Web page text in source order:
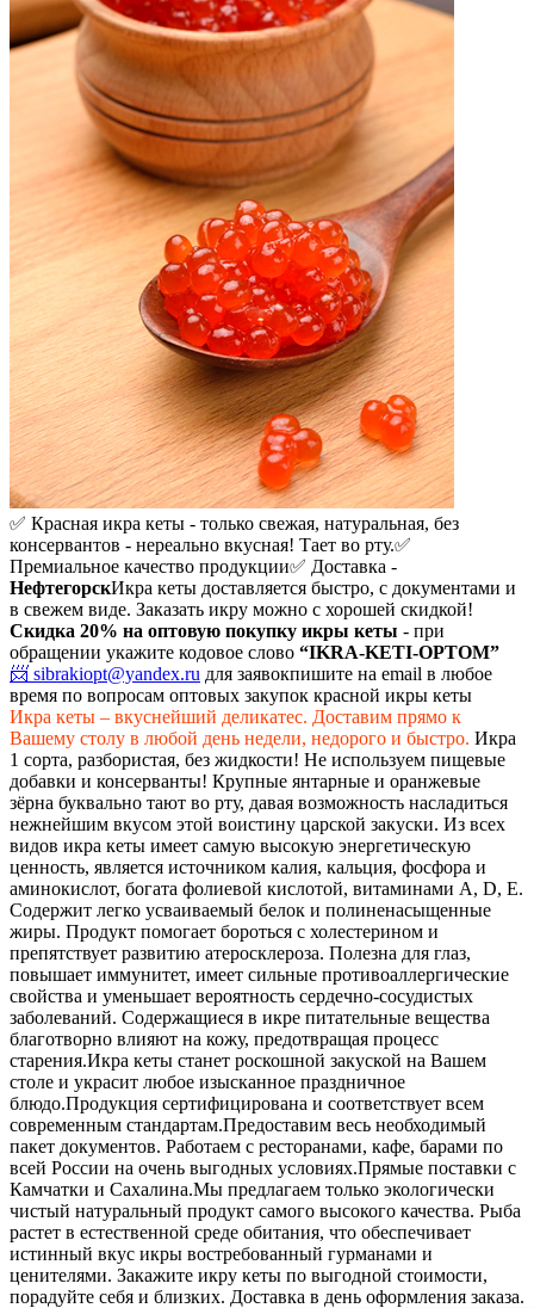
✅ Красная икра кеты - только свежая, натуральная, без
консервантов - нереально вкусная! Тает во рту.✅
Премиальное качество продукции✅ Доставка -
НефтегорскИкра кеты доставляется быстро, с документами и
в свежем виде. Заказать икру можно с хорошей скидкой!
Скидка 20% на оптовую покупку икры кеты - при
обращении укажите кодовое слово “IKRA-KETI-OPTOM”
📨 sibrakiopt@yandex.ru для заявокпишите на email в любое
время по вопросам оптовых закупок красной икры кеты
Икра кеты – вкуснейший деликатес. Доставим прямо к
Вашему столу в любой день недели, недорого и быстро. Икра
1 сорта, разбористая, без жидкости! Не используем пищевые
добавки и консерванты! Крупные янтарные и оранжевые
зёрна буквально тают во рту, давая возможность насладиться
нежнейшим вкусом этой воистину царской закуски. Из всех
видов икра кеты имеет самую высокую энергетическую
ценность, является источником калия, кальция, фосфора и
аминокислот, богата фолиевой кислотой, витаминами A, D, E.
Содержит легко усваиваемый белок и полиненасыщенные
жиры. Продукт помогает бороться с холестерином и
препятствует развитию атеросклероза. Полезна для глаз,
повышает иммунитет, имеет сильные противоаллергические
свойства и уменьшает вероятность сердечно-сосудистых
заболеваний. Содержащиеся в икре питательные вещества
благотворно влияют на кожу, предотвращая процесс
старения.Икра кеты станет роскошной закуской на Вашем
столе и украсит любое изысканное праздничное
блюдо.Продукция сертифицирована и соответствует всем
современным стандартам.Предоставим весь необходимый
пакет документов. Работаем с ресторанами, кафе, барами по
всей России на очень выгодных условиях.Прямые поставки с
Камчатки и Сахалина.Мы предлагаем только экологически
чистый натуральный продукт самого высокого качества. Рыба
растет в естественной среде обитания, что обеспечивает
истинный вкус икры востребованный гурманами и
ценителями. Закажите икру кеты по выгодной стоимости,
порадуйте себя и близких. Доставка в день оформления заказа.